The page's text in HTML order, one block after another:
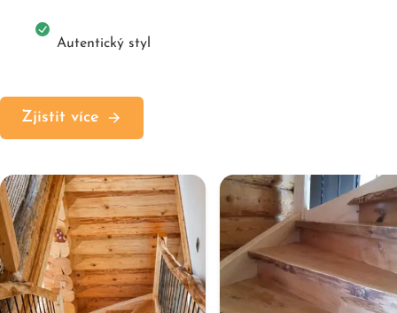
Autentický styl
Zjistit více